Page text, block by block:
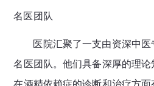
名医团队
医院汇聚了一支由资深中
名医团队。他们具备深厚的理论